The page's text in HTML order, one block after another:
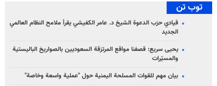
توب تن
قيادي حزب الدعوة الشيخ د. عامر الكفيشي يقرأ ملامح النظام العالمي
الجديد
يحيى سريع: قصفنا مواقع المرتزقة السعوديين بالصواريخ الباليستية
والمسيّرات
بيان مهم للقوات المسلحة اليمنية حول "عملية واسعة وخاصة"